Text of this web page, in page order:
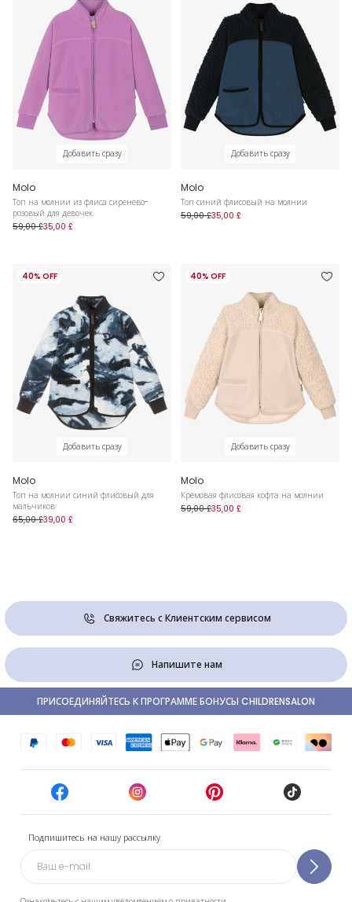
Добавить сразу
Molo
Топ на молнии из флиса сиренево-
розовый для девочек
59,00 £35,00 £
Добавить сразу
Molo
Топ синий флисовый на молнии
59,00 £35,00 £
40% OFF
Добавить сразу
Molo
Топ на молнии синий флисовый для
мальчиков
65,00 £39,00 £
40% OFF
Добавить сразу
Molo
Кремовая флисовая кофта на молнии
59,00 £35,00 £
Свяжитесь с Клиентским сервисом
Напишите нам
Подпишитесь на нашу рассылку
ПРИСОЕДИНЯЙТЕСЬ К ПРОГРАММЕ БОНУСЫ CHILDRENSALON